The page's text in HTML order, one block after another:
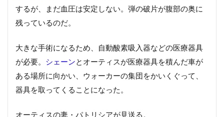
するが、まだ血圧は安定しない。弾の破片が腹部の奥に
残っているのだ。
大きな手術になるため、自動酸素吸入器などの医療器具
が必要。 シェーン とオーティスが医療器具を積んだ車が
ある場所に向かい、ウォーカーの集団をかいくぐって、
器具を取ってくることになった。
オーティスの妻・パトリシアが見送る。